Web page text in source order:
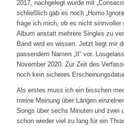
2017, nachgelegt wurde mit
schließlich gab es noch „Homo
frage ich mich, ob es nicht sinnvoller
Album anstatt mehrere Singles zu
Band wird es wissen. Jetzt liegt mir
passendem Namen „II“ vor.
November 2020. Zur Zeit des
noch kein sicheres
Als erstes muss ich ein bisschen
meine Meinung über Längen
Songs über sechs Minuten und zwei
schon wieder viel zu lang für ein